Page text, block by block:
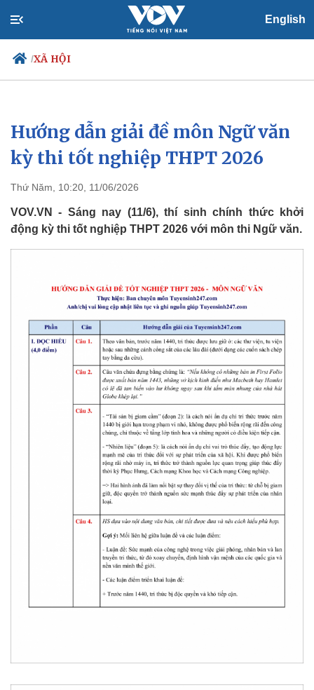
English
/XÃ HỘI
Chính trị
Đảng
Tổ chức nhân sự
Nhận diện sự thật
Xã hội
Tin 24h
Dự báo thời tiết
Việc làm
Biển đảo
Hướng dẫn giải đề môn Ngữ văn
kỳ thi tốt nghiệp THPT 2026
Thứ Năm, 10:20, 11/06/2026
VOV.VN - Sáng nay (11/6), thí sinh chính thức khởi
động kỳ thi tốt nghiệp THPT 2026 với môn thi Ngữ văn.